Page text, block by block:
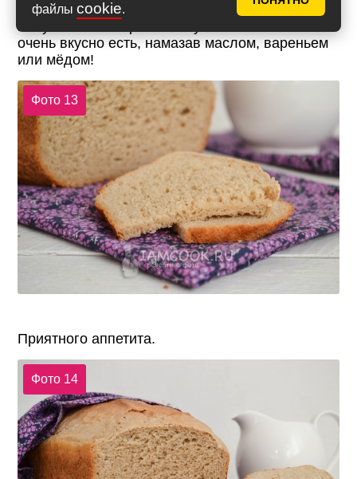
файлы cookie.
Хлеб из цельнозерновой муки на кефире
получается невероятно вкусным и мягким! Его
очень вкусно есть, намазав маслом, вареньем
или мёдом!
Фото 13
Приятного аппетита.
Фото 14